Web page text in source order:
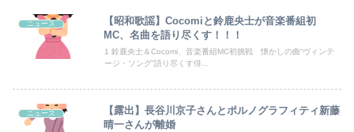
【話題】河内長野市で警官が包丁男を射殺した場面のモザ無し映像が公開される。
ニュース
【昭和歌謡】Cocomiと鈴鹿央士が音楽番組初
MC、名曲を語り尽くす！！！
1 鈴鹿央士＆Cocomi、音楽番組MC初挑戦 懐かしの曲“ヴィンテ
ージ・ソング”語り尽くす俳...
ニュース
【露出】長谷川京子さんとポルノグラフィティ新藤
晴一さんが離婚